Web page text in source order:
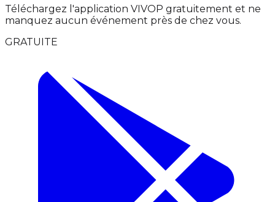
Téléchargez l'application VIVOP gratuitement et ne
manquez aucun événement près de chez vous.
GRATUITE